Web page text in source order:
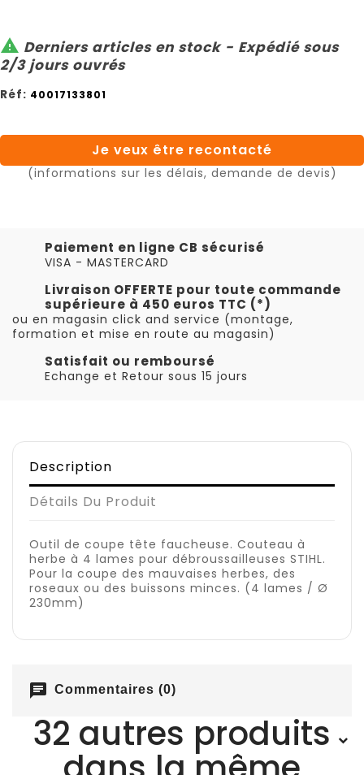
 Derniers articles en stock - Expédié sous
2/3 jours ouvrés
Réf: 40017133801
Je veux être recontacté
(informations sur les délais, demande de devis)
Paiement en ligne CB sécurisé
VISA - MASTERCARD
Livraison OFFERTE pour toute commande
supérieure à 450 euros TTC (*)
ou en magasin click and service (montage,
formation et mise en route au magasin)
Satisfait ou remboursé
Echange et Retour sous 15 jours
Description
Détails Du Produit
Outil de coupe tête faucheuse. Couteau à
herbe à 4 lames pour débroussailleuses STIHL.
Pour la coupe des mauvaises herbes, des
roseaux ou des buissons minces. (4 lames / Ø
230mm)
chat Commentaires (0)
32 autres produits